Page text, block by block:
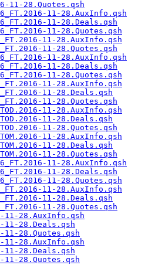
11-28.Quotes.qsh
11-28.AuxInfo.qsh
11-28.Deals.qsh
11-28.Quotes.qsh
11-28.AuxInfo.qsh
11-28.Quotes.qsh
11-28.AuxInfo.qsh
11-28.Deals.qsh
11-28.Quotes.qsh
11-28.AuxInfo.qsh
11-28.Deals.qsh
11-28.Quotes.qsh
11-28.AuxInfo.qsh
11-28.Deals.qsh
11-28.Quotes.qsh
11-28.AuxInfo.qsh
11-28.Deals.qsh
11-28.Quotes.qsh
11-28.AuxInfo.qsh
11-28.Deals.qsh
11-28.Quotes.qsh
11-28.AuxInfo.qsh
11-28.Deals.qsh
11-28.Quotes.qsh
11-28.AuxInfo.qsh
11-28.Deals.qsh
11-28.Quotes.qsh
11-28.AuxInfo.qsh
11-28.Deals.qsh
11-28.Quotes.qsh